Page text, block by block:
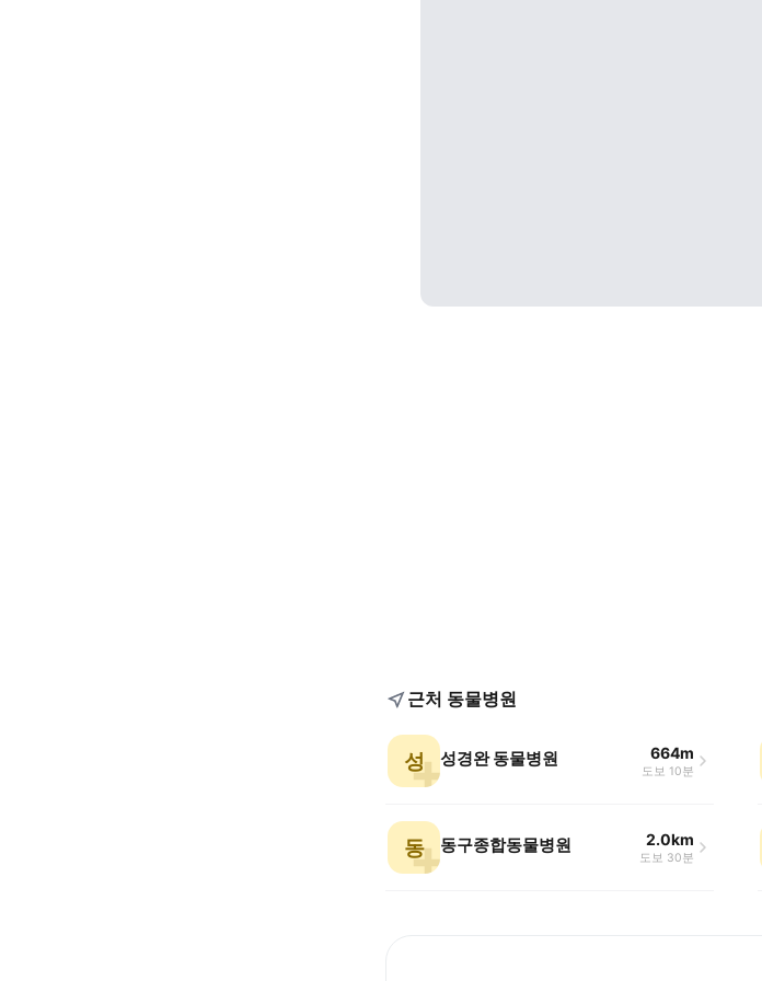
근처 동물병원
성 성경완 동물병원 664m
도보 10분
동 동구종합동물병원 2.0km
도보 30분